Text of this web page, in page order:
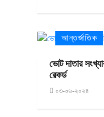
আন্তর্জাতিক
ভোট দাতার
রেকর্ড
০৩-০৬-২০২৪